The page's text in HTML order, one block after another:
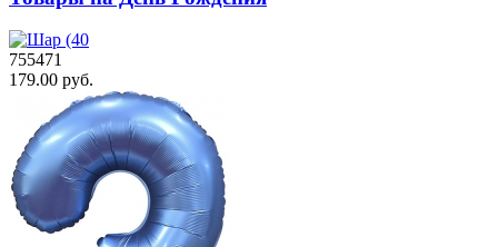
755471
179.00 руб.